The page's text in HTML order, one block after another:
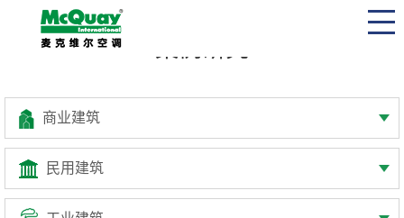
商业建筑
民用建筑